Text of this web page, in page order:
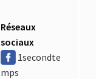
Réseaux
sociaux
1secondte
mps